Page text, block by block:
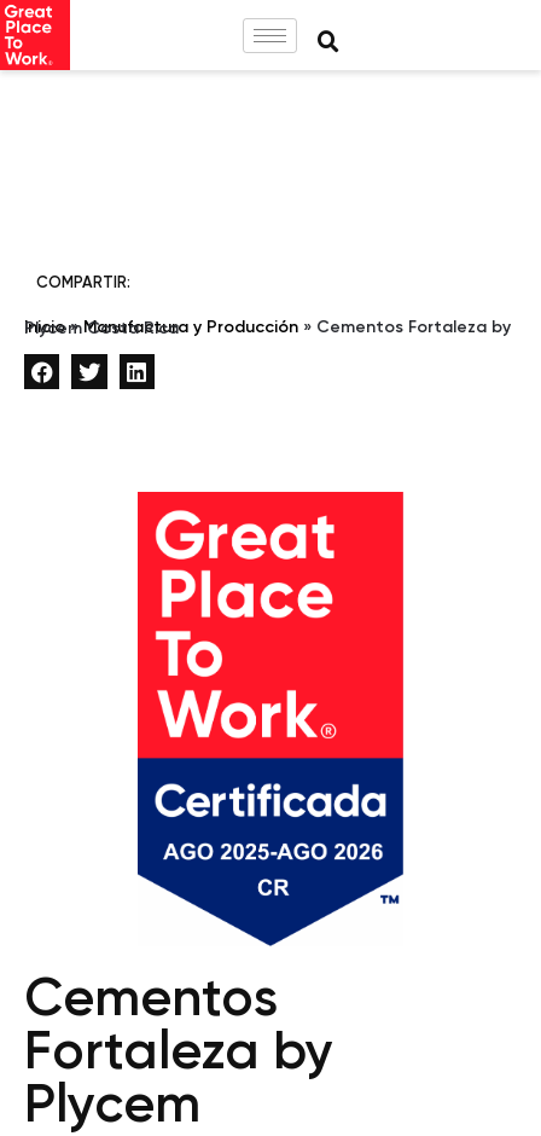
COMPARTIR:
Inicio»Manufactura y Producción »
Cementos Fortaleza by Plycem Costa Rica
Cementos
Fortaleza by
Plycem